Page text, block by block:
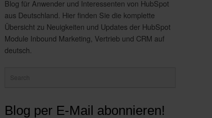
Blog für Anwender und Interessenten von HubSpot
aus Deutschland. Hier finden Sie die komplette
Übersicht zu Neuigkeiten und Updates der HubSpot
Module Inbound Marketing, Vertrieb und CRM auf
deutsch.
Blog per E-Mail abonnieren!